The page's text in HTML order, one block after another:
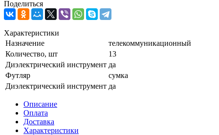
Поделиться
Характеристики
Назначение
телекоммуникационный
Количество, шт
13
Диэлектрический инструмент да
Футляр
сумка
Диэлектрический инструмент да
Описание
Оплата
Доставка
Характеристики